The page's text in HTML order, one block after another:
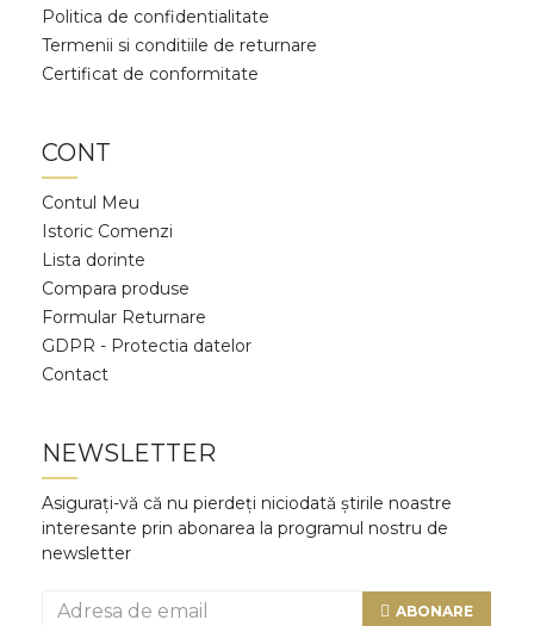
Politica de confidentialitate
Termenii si conditiile de returnare
Certificat de conformitate
CONT
Contul Meu
Istoric Comenzi
Lista dorinte
Compara produse
Formular Returnare
GDPR - Protectia datelor
Contact
NEWSLETTER
Asigurați-vă că nu pierdeți niciodată știrile noastre
interesante prin abonarea la programul nostru de
newsletter
ABONARE